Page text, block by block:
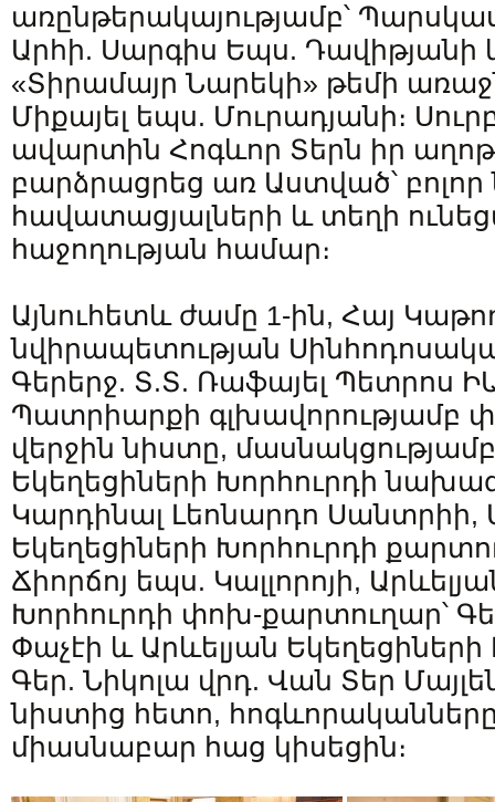
առընթերակայությամբ՝
Արհի. Սարգիս Եպս. Դավիթյանի
«Տիրամայր Նարեկի» թեմի
Միքայել եպս. Մուրադյանի։
ավարտին Հոգևոր Տերն իր
բարձրացրեց առ Աստված՝
հավատացյալների և տեղի
հաջողության համար։
Այնուհետև ժամը 1-ին, Հայ
նվիրապետության
Գերերջ. Տ.Տ. Ռաֆայել Պետրոս
Պատրիարքի գլխավորությամբ
վերջին նիստը,
Եկեղեցիների Խորհուրդի
Կարդինալ Լեոնարդո Սանտրիի,
Եկեղեցիների Խորհուրդի
Ճիորճոյ եպս. Կալլորոյի,
Խորհուրդի փոխ-քարտուղար՝
Փաչէի և Արևելյան
Գեր. Նիկոլա վրդ. Վան Տեր
նիստից հետո, հոգևորականները
միասնաբար հաց կիսեցին։